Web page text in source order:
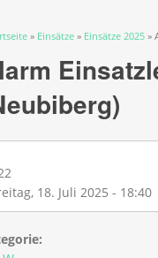
sind hier
» Einsätze » Einsätze 2025 »
18. Juli 2025 - 18:40